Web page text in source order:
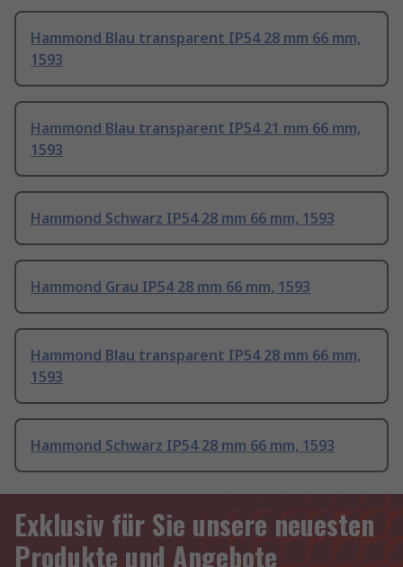
Hammond Blau transparent IP54 28 mm 66 mm,
1593
Hammond Blau transparent IP54 21 mm 66 mm,
1593
Hammond Schwarz IP54 28 mm 66 mm, 1593
Hammond Grau IP54 28 mm 66 mm, 1593
Hammond Blau transparent IP54 28 mm 66 mm,
1593
Hammond Schwarz IP54 28 mm 66 mm, 1593
Exklusiv für Sie unsere neuesten
Produkte und Angebote